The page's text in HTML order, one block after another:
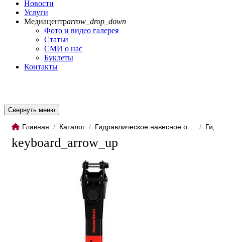
Новости
Услуги
Медиацентрarrow_drop_down
Фото и видео галерея
Статьи
СМИ о нас
Буклеты
Контакты
Свернуть меню
Главная / Каталог / /
keyboard_arrow_up